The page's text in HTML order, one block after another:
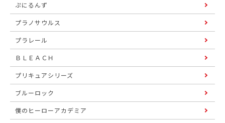
ぷにるんず
プラノサウルス
プラレール
ＢＬＥＡＣＨ
プリキュアシリーズ
ブルーロック
僕のヒーローアカデミア